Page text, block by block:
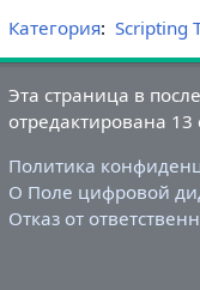
Категория: Scripting
Эта страница в
отредактирована 13
Политика
О Поле цифровой
Отказ от